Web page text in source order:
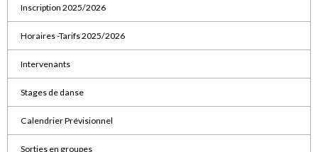
Inscription 2025/2026
Horaires -Tarifs 2025/2026
Intervenants
Stages de danse
Calendrier Prévisionnel
Sorties en groupes